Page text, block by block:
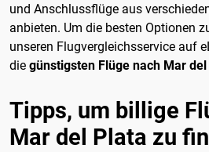
und Anschlussflüge aus
anbieten. Um die besten Optionen
unseren Flugvergleichsservice auf
die günstigsten Flüge nach Mar del
Tipps, um billige
Mar del Plata zu